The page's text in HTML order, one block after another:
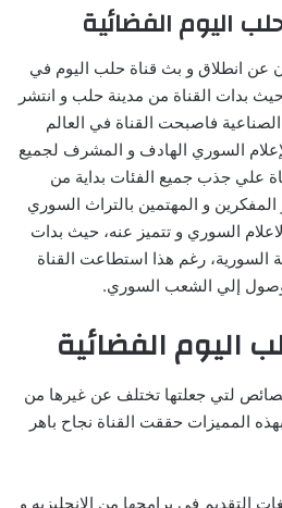
اليوم الفضائية
عن انطلاق و بث قناة حلب اليوم في
الموافق 1/12/2011، حيث بدات القناة من مدينة حلب و انتشر
فاصبحت القناة في العالم
السوري الهادف و المشرف لجميع
علي جذب جميع الفئات بداية من
و المهتمين بالتراث السوري
السوري و تتميز عنه، حيث بدات
السورية، رغم هذا استطاعت القناة
إلي الشعب السوري.
اليوم الفضائية
لتي جعلتها تختلف عن غيرها من
المميزات حققت القناة نجاح باهر
التقديم في برامجها من الانجليزيه و